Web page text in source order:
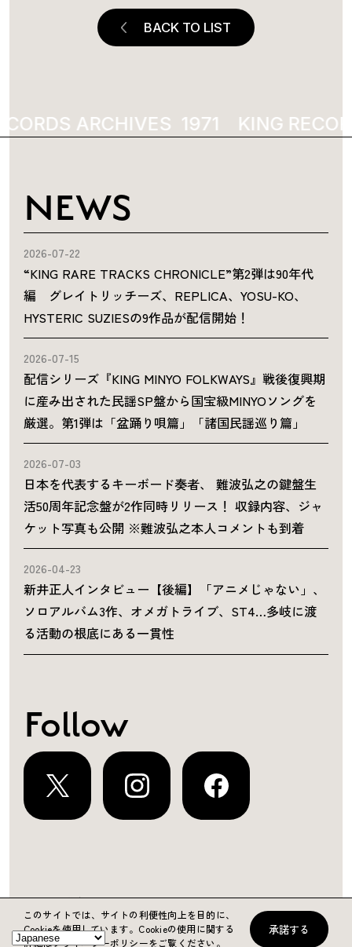
BACK TO LIST
ARCHIVES 1971 KING
NEWS
2026-07-22
“KING RARE TRACKS CHRONICLE”第2弾は90年代
編 グレイトリッチーズ、REPLICA、YOSU-KO、
HYSTERIC SUZIESの9作品が配信開始！
2026-07-15
配信シリーズ『KING MINYO FOLKWAYS』戦後復興期
に産み出された民謡SP盤から国宝級MINYOソングを
厳選。第1弾は「盆踊り唄篇」「諸国民謡巡り篇」
2026-07-03
日本を代表するキーボード奏者、 難波弘之の鍵盤生
活50周年記念盤が2作同時リリース！ 収録内容、ジャ
ケット写真も公開 ※難波弘之本人コメントも到着
2026-04-23
新井正人インタビュー【後編】「アニメじゃない」、
ソロアルバム3作、オメガトライブ、ST4…多岐に渡
る活動の根底にある一貫性
Follow
運営会社 プライバシーポリシー お問い合わせ
Copyright ©2024 KING RECORDS
このサイトでは、サイトの利便性向上を目的に、
Cookieを使用しています。Cookieの使用に関する
詳細はプライバシーポリシーをご覧ください。
承諾する